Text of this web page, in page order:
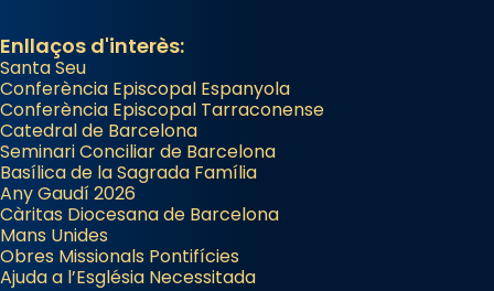
Enllaços d'interès:
Santa Seu
Conferència Episcopal Espanyola
Conferència Episcopal Tarraconense
Catedral de Barcelona
Seminari Conciliar de Barcelona
Basílica de la Sagrada Família
Any Gaudí 2026
Càritas Diocesana de Barcelona
Mans Unides
Obres Missionals Pontifícies
Ajuda a l’Església Necessitada